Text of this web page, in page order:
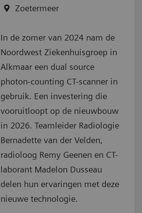
Zoetermeer
In de zomer van 2024 nam de
Noordwest Ziekenhuisgroep in
Alkmaar een dual source
photon-counting CT-scanner in
gebruik. Een investering die
vooruitloopt op de nieuwbouw
in 2026. Teamleider Radiologie
Bernadette van der Velden,
radioloog Remy Geenen en CT-
laborant Madelon Dusseau
delen hun ervaringen met deze
nieuwe technologie.